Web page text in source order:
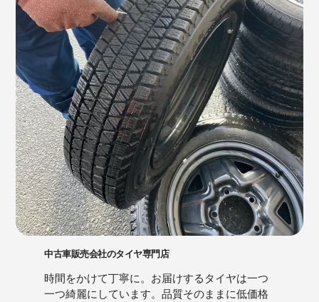
中古車販売会社のタイヤ専門店
時間をかけて丁寧に。お届けするタイヤは一つ
一つ綺麗にしています。品質そのままに低価格